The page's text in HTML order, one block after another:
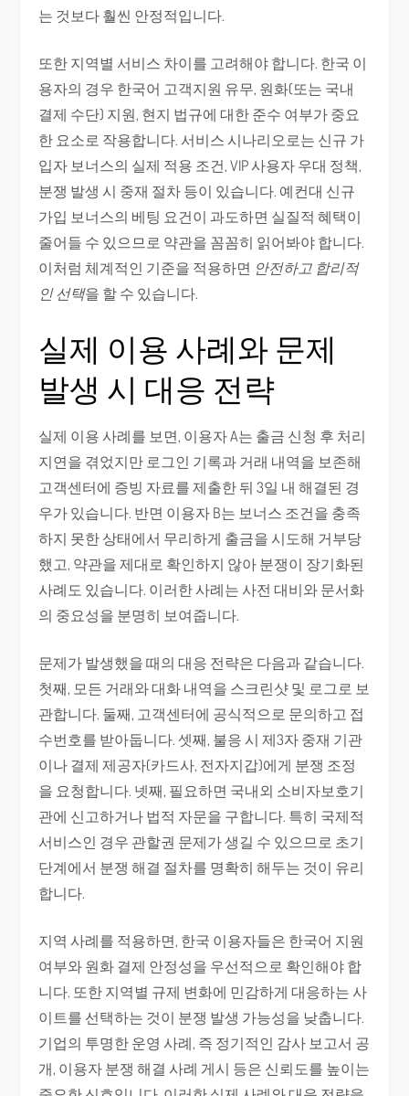
는 것보다 훨씬 안정적입니다.
또한 지역별 서비스 차이를 고려해야 합니다. 한국 이
용자의 경우 한국어 고객지원 유무, 원화(또는 국내
결제 수단) 지원, 현지 법규에 대한 준수 여부가 중요
한 요소로 작용합니다. 서비스 시나리오로는 신규 가
입자 보너스의 실제 적용 조건, VIP 사용자 우대 정책,
분쟁 발생 시 중재 절차 등이 있습니다. 예컨대 신규
가입 보너스의 베팅 요건이 과도하면 실질적 혜택이
줄어들 수 있으므로 약관을 꼼꼼히 읽어봐야 합니다.
이처럼 체계적인 기준을 적용하면 안전하고 합리적
인 선택을 할 수 있습니다.
실제 이용 사례와 문제
발생 시 대응 전략
실제 이용 사례를 보면, 이용자 A는 출금 신청 후 처리
지연을 겪었지만 로그인 기록과 거래 내역을 보존해
고객센터에 증빙 자료를 제출한 뒤 3일 내 해결된 경
우가 있습니다. 반면 이용자 B는 보너스 조건을 충족
하지 못한 상태에서 무리하게 출금을 시도해 거부당
했고, 약관을 제대로 확인하지 않아 분쟁이 장기화된
사례도 있습니다. 이러한 사례는 사전 대비와 문서화
의 중요성을 분명히 보여줍니다.
문제가 발생했을 때의 대응 전략은 다음과 같습니다.
첫째, 모든 거래와 대화 내역을 스크린샷 및 로그로 보
관합니다. 둘째, 고객센터에 공식적으로 문의하고 접
수번호를 받아둡니다. 셋째, 불응 시 제3자 중재 기관
이나 결제 제공자(카드사, 전자지갑)에게 분쟁 조정
을 요청합니다. 넷째, 필요하면 국내외 소비자보호기
관에 신고하거나 법적 자문을 구합니다. 특히 국제적
서비스인 경우 관할권 문제가 생길 수 있으므로 초기
단계에서 분쟁 해결 절차를 명확히 해두는 것이 유리
합니다.
지역 사례를 적용하면, 한국 이용자들은 한국어 지원
여부와 원화 결제 안정성을 우선적으로 확인해야 합
니다. 또한 지역별 규제 변화에 민감하게 대응하는 사
이트를 선택하는 것이 분쟁 발생 가능성을 낮춥니다.
기업의 투명한 운영 사례, 즉 정기적인 감사 보고서 공
개, 이용자 분쟁 해결 사례 게시 등은 신뢰도를 높이는